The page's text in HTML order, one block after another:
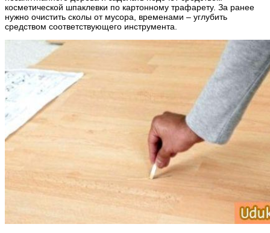
косметической шпаклевки по картонному трафарету. За ранее
нужно очистить сколы от мусора, временами – углубить
средством соответствующего инструмента.